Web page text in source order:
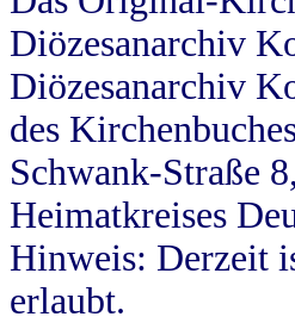
Diözesanarchiv
Diözesanarchiv
des
Schwank-Straße
Heimatkreises
Hinweis: Derzeit
erlaubt.